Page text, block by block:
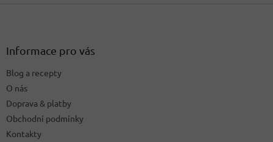
Informace pro vás
Blog a recepty
O nás
Doprava & platby
Obchodní podmínky
Kontakty